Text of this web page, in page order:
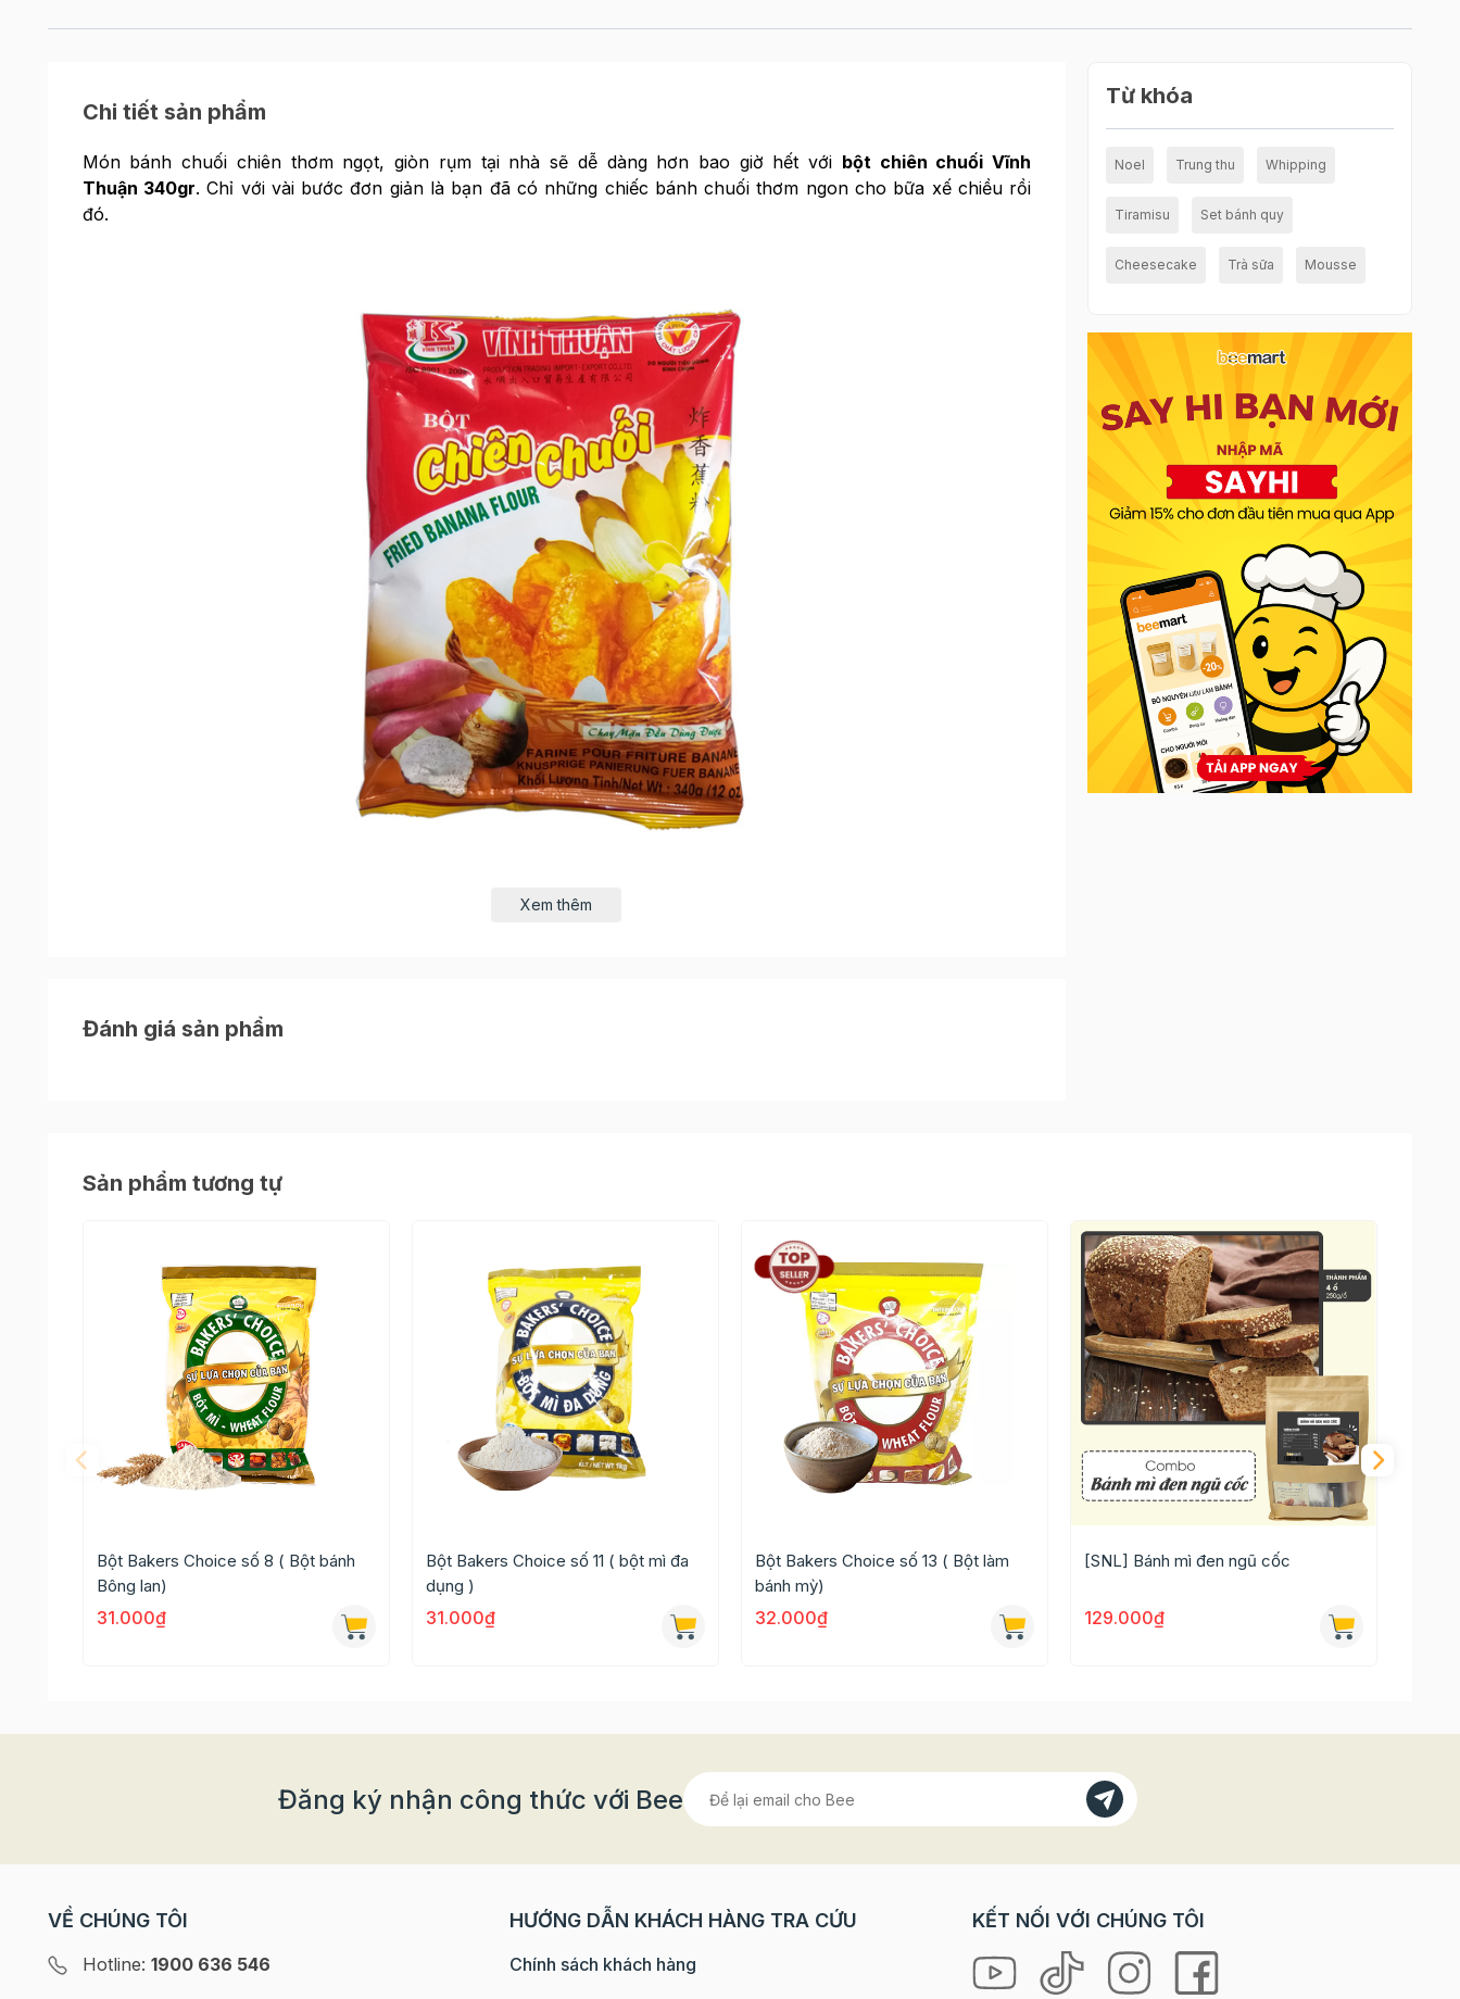
Chi tiết sản phẩm
Món bánh chuối chiên thơm ngọt, giòn rụm tại nhà sẽ dễ dàng hơn bao giờ hết với bột chiên chuối Vĩnh
Thuận 340gr. Chỉ với vài bước đơn giản là bạn đã có những chiếc bánh chuối thơm ngon cho bữa xế chiều rồi
đó.
Úc, Trung Quốc và thị trường Châu Âu.
nhiều khách hàng tin tưởng và lựa chọn
Hòa tan 250g bột vào 250ml nước, sau đó cho 20g đường vào hỗn hợp khuấy đều, để bột nghỉ 15 phút trước khi
chiên. Có thể cho thêm vani làm tăng hương vị thơm ngon.
- Nhúng chuối vào bột, dùng đũa gạt cho bột không bị vón lại.
- Bắc chảo dầu nóng cho chuối vào chảo chiên sơ, vớt chuối ra. Tiếp tục đem chiên lại lần nữa đến khi vàng đều
2 mặt, vớt ra để lên giấy thấm dầu khoảng 2-3 phút là dùng được.
Thông tin chi tiết của sản phẩm
- Xuất xứ: Việt Nam
- Thương hiệu: Vĩnh Thuận
Xem thêm
Đánh giá sản phẩm
Từ khóa
Noel Trung thu Whipping
Tiramisu Set bánh quy
Cheesecake Trà sữa Mousse
Sản phẩm tương tự
Bột Bakers Choice số 8 ( Bột bánh
Bông lan)
31.000₫
Bột Bakers Choice số 11 ( bột mì đa
dụng )
31.000₫
Bột Bakers Choice số 13 ( Bột làm
bánh mỳ)
32.000₫
[SNL] Bánh mì đen ngũ cốc
129.000₫
Đăng ký nhận công thức với Bee
VỀ CHÚNG TÔI
Hotline: 1900 636 546
HƯỚNG DẪN KHÁCH HÀNG TRA CỨU
Chính sách khách hàng
KẾT NỐI VỚI CHÚNG TÔI